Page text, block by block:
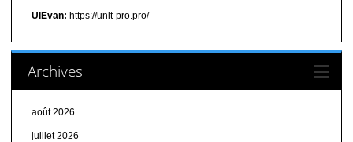
UIEvan: https://unit-pro.pro/
Archives
août 2026
juillet 2026